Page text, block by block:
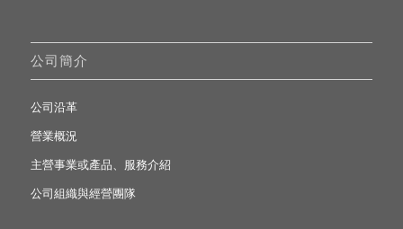
公司簡介
公司沿革
營業概況
主營事業或產品、服務介紹
公司組織與經營團隊